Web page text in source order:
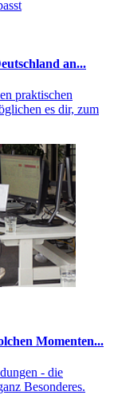
an...
praktischen
es dir, zum
Momenten...
- die
Besonderes.